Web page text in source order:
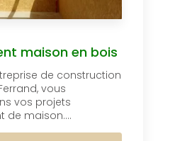
maison en bois
de construction
vous
vos projets
de maison....